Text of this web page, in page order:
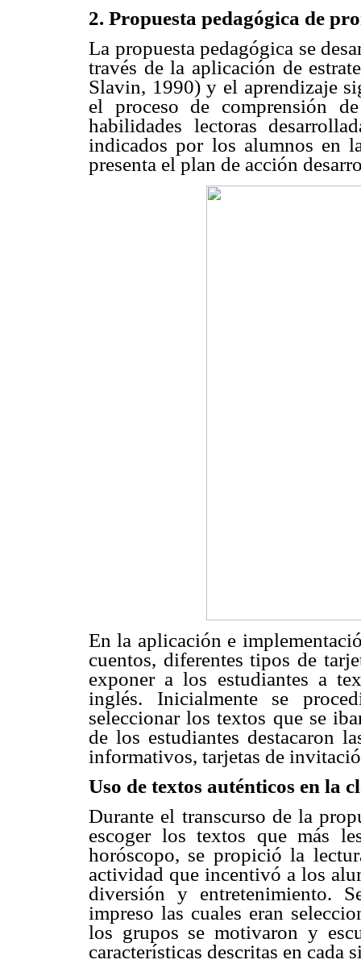
2. Propuesta pedagógica de
La propuesta pedagógica se
través de la aplicación de
Slavin, 1990) y el aprendizaje
el proceso de comprensión
habilidades lectoras
indicados por los alumnos en
presenta el plan de acción
En la aplicación e
cuentos, diferentes tipos de
exponer a los estudiantes a
inglés. Inicialmente se
seleccionar los textos que se
de los estudiantes destacaron
informativos, tarjetas de
Uso de textos auténticos en la
Durante el transcurso de la
escoger los textos que más
horóscopo, se propició la
actividad que incentivó a los
diversión y entretenimiento.
impreso las cuales eran
los grupos se motivaron y
características descritas en cada